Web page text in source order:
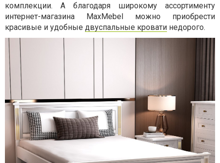
комплекции. А благодаря широкому ассортименту
интернет-магазина MaxMebel можно приобрести
красивые и удобные двуспальные кровати недорого.